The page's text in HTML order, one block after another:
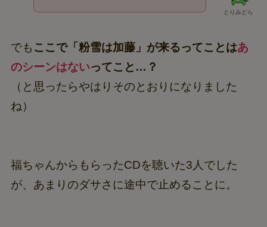
とりみどら
でも ここで「粉雪は加藤」が来るってことはあ
のシーンはないってこと…？
（と思ったらやはりそのとおりになりました
ね）
福ちゃんからもらったCDを聴いた3人でした
が、あまりのダサさに途中で止めることに。